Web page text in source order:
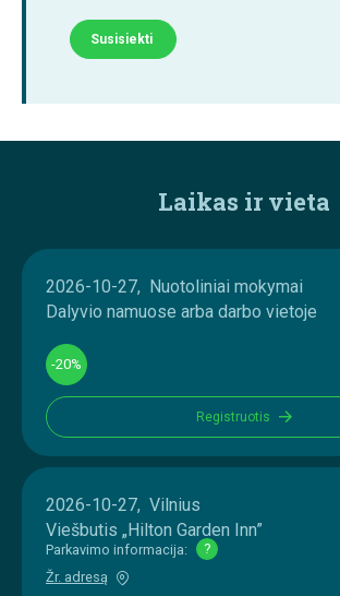
Susisiekti
Laikas ir vieta
2026-10-27, Nuotoliniai mokymai
Dalyvio namuose arba darbo vietoje
-20%
Registruotis
2026-10-27, Vilnius
Viešbutis „Hilton Garden Inn”
Parkavimo informacija:
?
Žr. adresą